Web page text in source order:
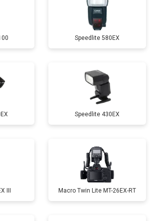
Speedlite 580EX
Speedlite 430EX
III Macro Twin Lite MT-26EX-RT